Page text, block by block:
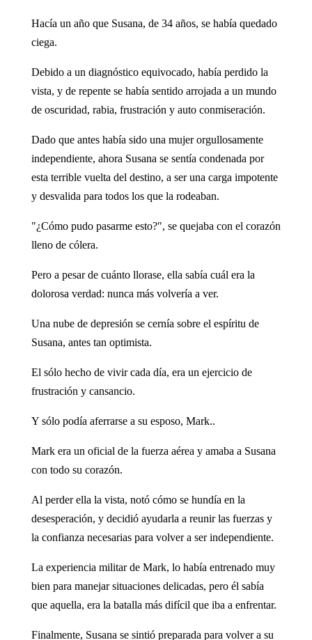
Hacía un año que Susana, de 34 años, se había quedado
ciega.
Debido a un diagnóstico equivocado, había perdido la
vista, y de repente se había sentido arrojada a un mundo
de oscuridad, rabia, frustración y auto conmiseración.
Dado que antes había sido una mujer orgullosamente
independiente, ahora Susana se sentía condenada por
esta terrible vuelta del destino, a ser una carga impotente
y desvalida para todos los que la rodeaban.
"¿Cómo pudo pasarme esto?", se quejaba con el corazón
lleno de cólera.
Pero a pesar de cuánto llorase, ella sabía cuál era la
dolorosa verdad: nunca más volvería a ver.
Una nube de depresión se cernía sobre el espíritu de
Susana, antes tan optimista.
El sólo hecho de vivir cada día, era un ejercicio de
frustración y cansancio.
Y sólo podía aferrarse a su esposo, Mark..
Mark era un oficial de la fuerza aérea y amaba a Susana
con todo su corazón.
Al perder ella la vista, notó cómo se hundía en la
desesperación, y decidió ayudarla a reunir las fuerzas y
la confianza necesarias para volver a ser independiente.
La experiencia militar de Mark, lo había entrenado muy
bien para manejar situaciones delicadas, pero él sabía
que aquella, era la batalla más difícil que iba a enfrentar.
Finalmente, Susana se sintió preparada para volver a su